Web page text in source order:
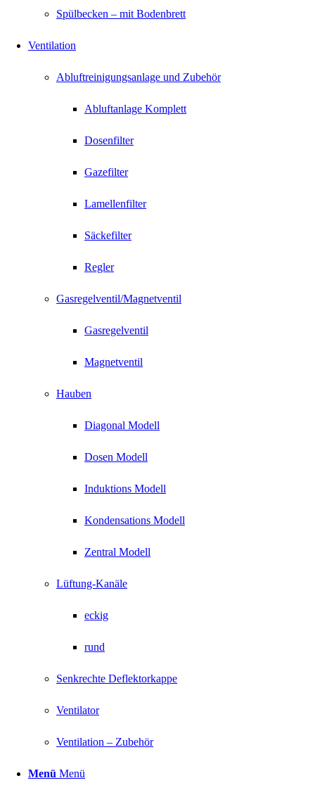
Spülbecken – mit Bodenbrett
Ventilation
Abluftreinigungsanlage und Zubehör
Abluftanlage Komplett
Dosenfilter
Gazefilter
Lamellenfilter
Säckefilter
Regler
Gasregelventil/Magnetventil
Gasregelventil
Magnetventil
Hauben
Diagonal Modell
Dosen Modell
Induktions Modell
Kondensations Modell
Zentral Modell
Lüftung-Kanäle
eckig
rund
Senkrechte Deflektorkappe
Ventilator
Ventilation – Zubehör
Menü Menü